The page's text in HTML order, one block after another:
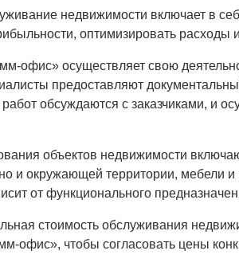
недвижимости включает в
оптимизировать
офис» осуществляет свою
предоставляют
обсуждаются с заказчиками, и
объектов недвижимости
и окружающей территории, мебели и
от функционального
стоимость обслуживания
офис», чтобы согласовать цены